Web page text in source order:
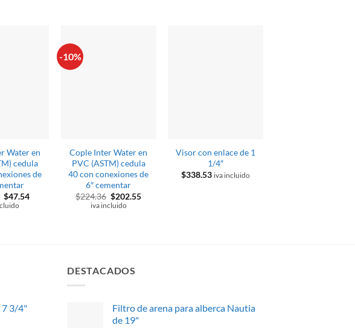
Water en
cedula
de
El
precio
$47.54El
-10%
Cople Inter Water en
PVC (ASTM) cedula
40 con conexiones de
6″ cementar
$224.36 El
precio
$202.55El
iva incluido
Visor con enlace de 1
1/4″
$338.53 iva incluido
7 3/4"
DESTACADOS
Filtro de arena para alberca Nautia
de 19"